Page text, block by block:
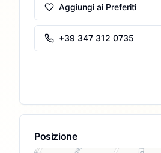
Aggiungi ai Preferiti
+39 347 312 0735
Posizione